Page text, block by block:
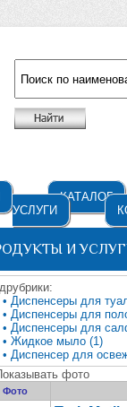
КАТАЛОГ
УСЛУГИ
И
• Диспенсеры для
• Диспенсеры для
• Диспенсеры для
• Жидкое мыло (1)
• Диспенсер для
фото
Фото